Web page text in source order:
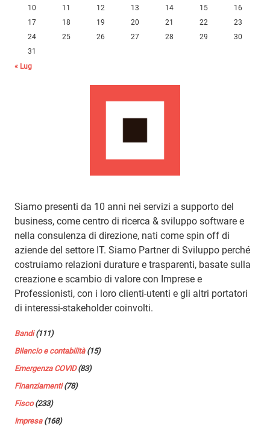
10
11 12 13 14 15
16
17
18 19 20 21 22
23
24
25 26 27 28 29
30
31
« Lug
Siamo presenti da 10 anni nei servizi a supporto del
business, come centro di ricerca & sviluppo software e
nella consulenza di direzione, nati come spin off di
aziende del settore IT. Siamo Partner di Sviluppo perché
costruiamo relazioni durature e trasparenti, basate sulla
creazione e scambio di valore con Imprese e
Professionisti, con i loro clienti-utenti e gli altri portatori
di interessi-stakeholder coinvolti.
Bandi(111)
Bilancio e contabilità(15)
Emergenza COVID(83)
Finanziamenti(78)
Fisco(233)
Impresa(168)